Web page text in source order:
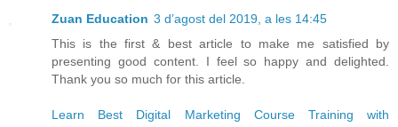
Zuan Education 3 d’agost del 2019, a les 14:45
This is the first & best article to make me satisfied by
presenting good content. I feel so happy and delighted.
Thank you so much for this article.
Learn Best Digital Marketing Course Training with